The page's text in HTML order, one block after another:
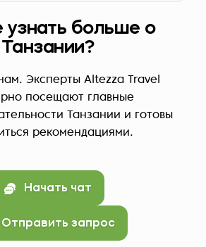
узнать больше о
Танзании?
Эксперты Altezza Travel
посещают главные
Танзании и готовы
рекомендациями.
Начать чат
Отправить запрос